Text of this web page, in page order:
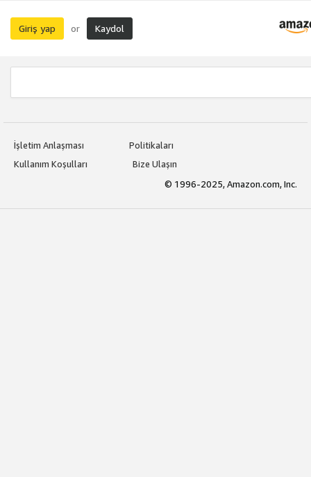
Giriş yap or Kaydol
İşletim Anlaşması
Politikaları
Kullanım Koşulları
Bize Ulaşın
© 1996-2025, Amazon.com, Inc.